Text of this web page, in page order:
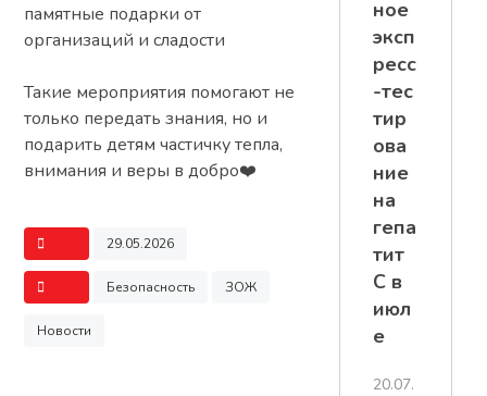
памятные подарки от
организаций и сладости
Такие мероприятия помогают не
только передать знания, но и
подарить детям частичку тепла,
внимания и веры в добро❤️
29.05.2026
Безопасность ЗОЖ
Новости
ное
эксп
ресс
-тес
тир
ова
ние
на
гепа
тит
С в
июл
е
20.07.